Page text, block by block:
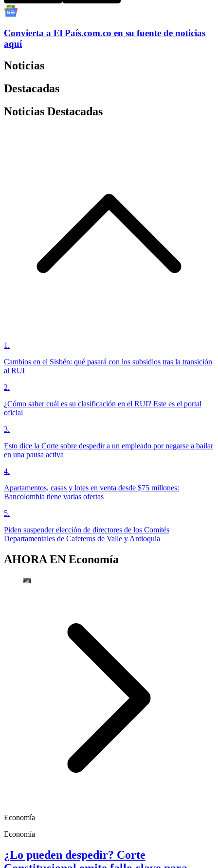
Convierta a El País.com.co en su fuente de noticias
aquí
Noticias
Destacadas
Noticias Destacadas
1 .
Cambios en el Sisbén: qué pasará con los subsidios tras la transición
al RUI
2.
¿Cómo saber cuál es su clasificación en el RUI? Este es el portal
oficial
3.
Esto dice la Corte sobre despedir a un empleado por negarse a bailar
en una pausa activa
4.
Apartamentos, casas y lotes en venta desde $75 millones:
Bancolombia tiene varias ofertas
5.
Piden suspender elección de directores de los Comités
Departamentales de Cafeteros de Valle y Antioquia
AHORA EN Economía
Economía
Economía
¿Lo pueden despedir? Corte